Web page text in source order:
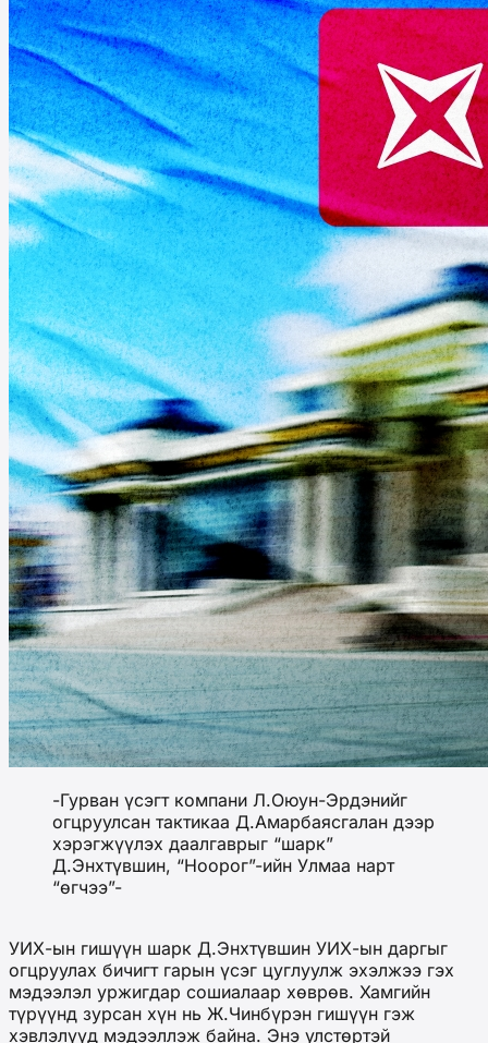
-Гурван үсэгт компани Л.Оюун-Эрдэнийг
огцруулсан тактикаа Д.Амарбаясгалан дээр
хэрэгжүүлэх даалгаврыг “шарк”
Д.Энхтүвшин, “Ноорог”-ийн Улмаа нарт
“өгчээ”-
УИХ-ын гишүүн шарк Д.Энхтүвшин УИХ-ын даргыг
огцруулах бичигт гарын үсэг цуглуулж эхэлжээ гэх
мэдээлэл уржигдар сошиалаар хөврөв. Хамгийн
түрүүнд зурсан хүн нь Ж.Чинбүрэн гишүүн гэж
хэвлэлүүд мэдээллэж байна. Энэ улстөртэй